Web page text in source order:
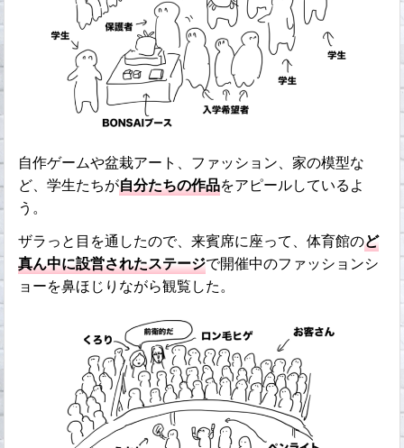
自作ゲームや盆栽アート、ファッション、家の模型な
ど、学生たちが自分たちの作品をアピールしているよ
う。
ザラっと目を通したので、来賓席に座って、体育館のど
真ん中に設営されたステージで開催中のファッションシ
ョーを鼻ほじりながら観覧した。